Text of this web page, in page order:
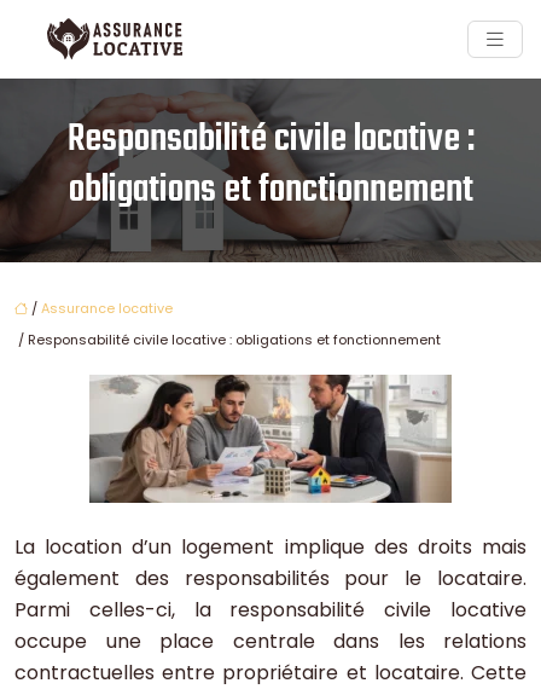
Responsabilité civile locative :
obligations et fonctionnement
/Assurance locative
/ Responsabilité civile locative : obligations et fonctionnement
La location d’un logement implique des droits mais
également des responsabilités pour le locataire.
Parmi celles-ci, la responsabilité civile locative
occupe une place centrale dans les relations
contractuelles entre propriétaire et locataire. Cette